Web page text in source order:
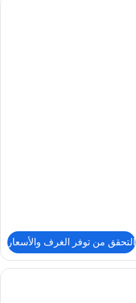
التحقق من توفر الغرف والأسعار